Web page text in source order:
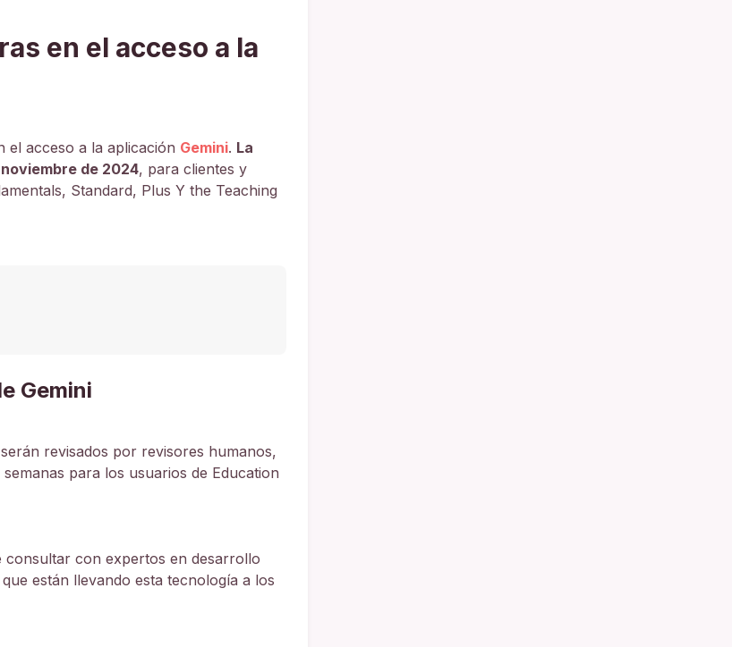
en el acceso a la
el acceso a la aplicación Gemini. La
de 2024, para clientes y
Standard, Plus Y the Teaching
Gemini
revisados por revisores humanos,
para los usuarios de Education
consultar con expertos en desarrollo
están llevando esta tecnología a los